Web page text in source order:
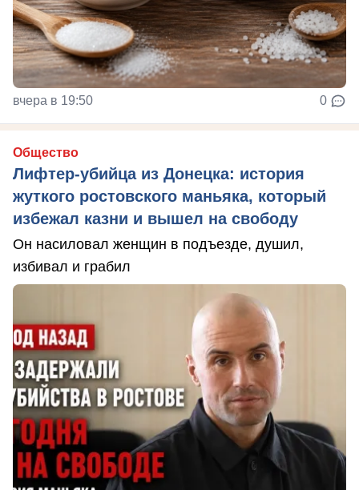
вчера в 19:50 0
Общество
Лифтер-убийца из Донецка: история
жуткого ростовского маньяка, который
избежал казни и вышел на свободу
Он насиловал женщин в подъезде, душил,
избивал и грабил